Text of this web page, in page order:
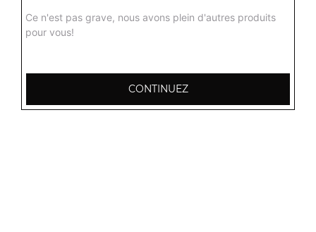
4.00€
Ce n'est pas grave, nous avons plein d'autres produits
pour vous!
CONTINUEZ